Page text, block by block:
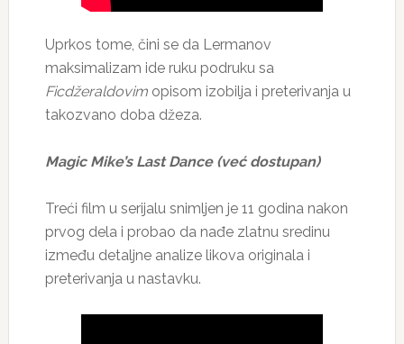
Uprkos tome, čini se da Lermanov
maksimalizam ide ruku podruku sa
Ficdžeraldovimopisom izobilja i preterivanja u
takozvano doba džeza.
Magic Mike’s Last Dance (već dostupan)
Treći film u serijalu snimljen je 11 godina nakon
prvog dela i probao da nađe zlatnu sredinu
između detaljne analize likova originala i
preterivanja u nastavku.